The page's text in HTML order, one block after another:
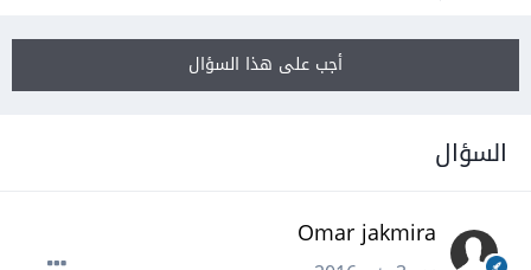
أجب على هذا السؤال
السؤال
Omar jakmira